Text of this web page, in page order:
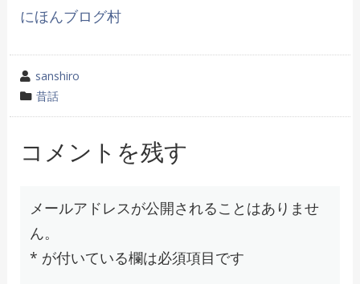
にほんブログ村
投
稿
者
sanshiro
カ
テ
リ
昔話
コメントを残す
メールアドレスが公開されることはありませ
ん。
* が付いている欄は必須項目です